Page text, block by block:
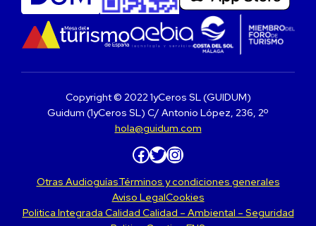
Copyright © 2022 1yCeros SL (GUIDUM)
Guidum (1yCeros SL) C/ Antonio López, 236, 2º
hola@guidum.com
Facebook Twitter Instagram
Otras AudioguíasTérminos y condiciones generales
Aviso LegalCookies
Politica Integrada Calidad Calidad – Ambiental – Seguridad